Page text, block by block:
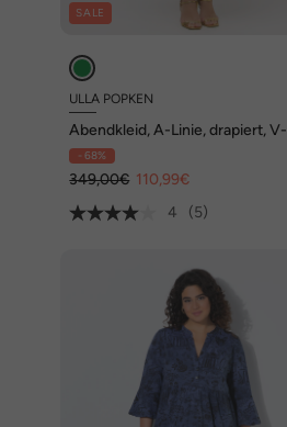
SALE
ULLA POPKEN
Abendkleid, A-Linie, drapiert, V-
Ausschnitt, ärmellos
- 68%
349,00€ 110,99€
4
(5)